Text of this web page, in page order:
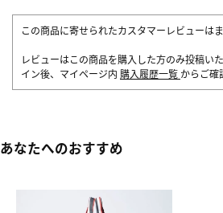
この商品に寄せられたカスタマーレビューはま
レビューはこの商品を購入した方のみ投稿い
イン後、マイページ内 購入履歴一覧 からご確
あなたへのおすすめ